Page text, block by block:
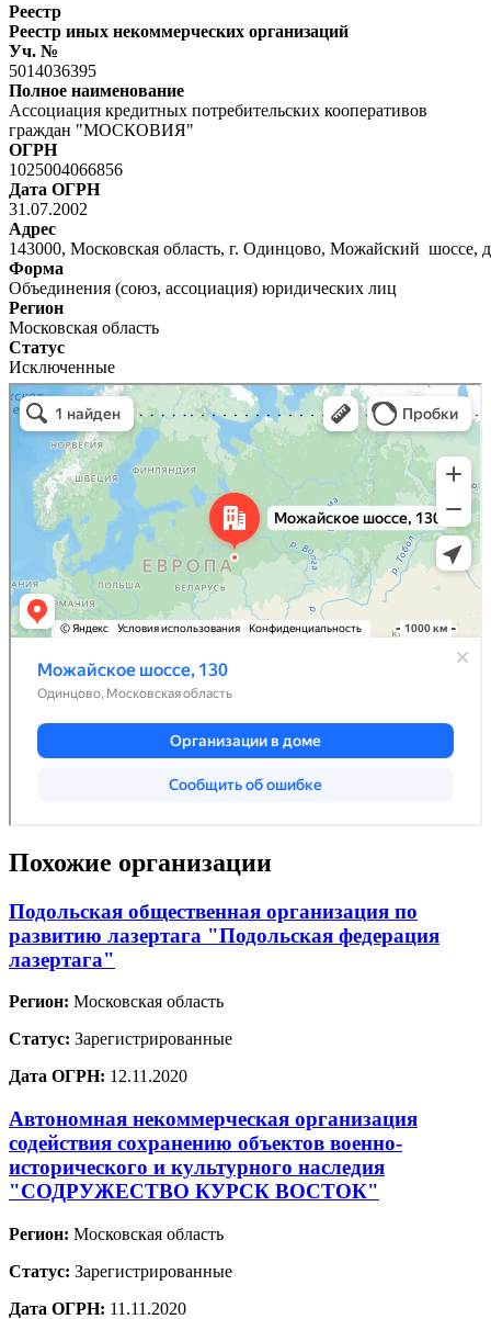
Реестр
Реестр иных некоммерческих организаций
Уч. №
5014036395
Полное наименование
Ассоциация кредитных потребительских кооперативов
граждан "МОСКОВИЯ"
ОГРН
1025004066856
Дата ОГРН
31.07.2002
Адрес
143000, Московская область, г. Одинцово, Можайский шоссе,
Форма
Объединения (союз, ассоциация) юридических лиц
Регион
Московская область
Статус
Исключенные
Похожие организации
Подольская общественная организация по
развитию лазертага "Подольская федерация
лазертага"
Регион: Московская область
Статус: Зарегистрированные
Дата ОГРН: 12.11.2020
Автономная некоммерческая организация
содействия сохранению объектов военно-
исторического и культурного наследия
"СОДРУЖЕСТВО КУРСК ВОСТОК"
Регион: Московская область
Статус: Зарегистрированные
Дата ОГРН: 11.11.2020